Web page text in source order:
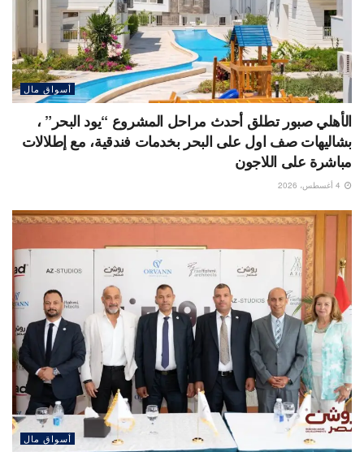
أسواق مال
الأهلي صبور تطلق أحدث مراحل المشروع “يود البحر” ،
بشاليهات صف اول على البحر بخدمات فندقية، مع إطلالات
مباشرة على اللاجون
أسواق مال